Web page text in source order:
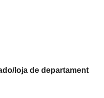
loja de departament